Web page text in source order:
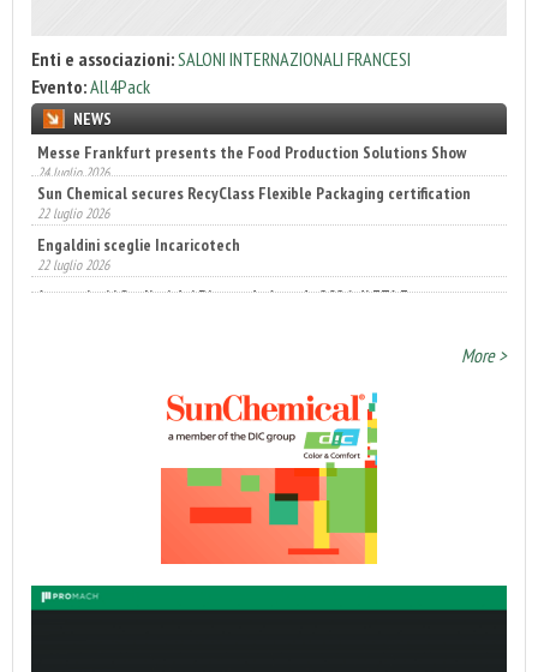
Enti e associazioni:SALONI INTERNAZIONALI FRANCESI
Evento:All4Pack
NEWS
Sun Chemical secures RecyClass Flexible Packaging certification
22 luglio 2026
Engaldini sceglie Incaricotech
22 luglio 2026
Annunciati i finalisti dei Diamonds Awards 2026 di FTA Europe
14 luglio 2026
More >